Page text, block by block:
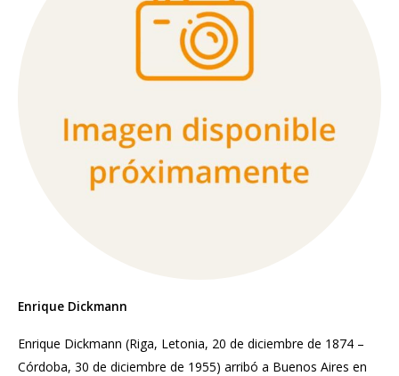
Enrique Dickmann
Enrique Dickmann (Riga, Letonia, 20 de diciembre de 1874 –
Córdoba, 30 de diciembre de 1955) arribó a Buenos Aires en